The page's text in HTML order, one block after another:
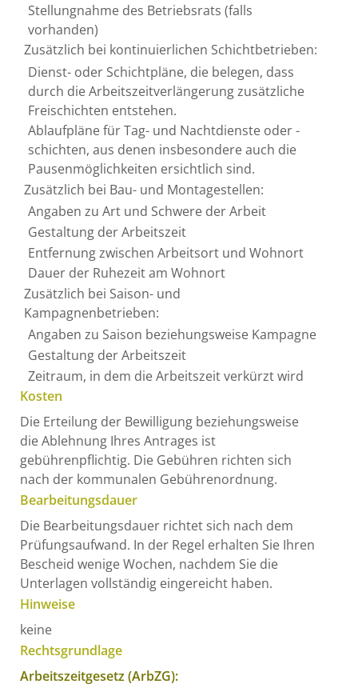
Stellungnahme des Betriebsrats (falls
vorhanden)
Zusätzlich bei kontinuierlichen Schichtbetrieben:
Dienst- oder Schichtpläne, die belegen, dass
durch die Arbeitszeitverlängerung zusätzliche
Freischichten entstehen.
Ablaufpläne für Tag- und Nachtdienste oder -
schichten, aus denen insbesondere auch die
Pausenmöglichkeiten ersichtlich sind.
Zusätzlich bei Bau- und Montagestellen:
Angaben zu Art und Schwere der Arbeit
Gestaltung der Arbeitszeit
Entfernung zwischen Arbeitsort und Wohnort
Dauer der Ruhezeit am Wohnort
Zusätzlich bei Saison- und
Kampagnenbetrieben:
Angaben zu Saison beziehungsweise Kampagne
Gestaltung der Arbeitszeit
Zeitraum, in dem die Arbeitszeit verkürzt wird
Kosten
Die Erteilung der Bewilligung beziehungsweise
die Ablehnung Ihres Antrages ist
gebührenpflichtig. Die Gebühren richten sich
nach der kommunalen Gebührenordnung.
Bearbeitungsdauer
Die Bearbeitungsdauer richtet sich nach dem
Prüfungsaufwand. In der Regel erhalten Sie Ihren
Bescheid wenige Wochen, nachdem Sie die
Unterlagen vollständig eingereicht haben.
Hinweise
keine
Rechtsgrundlage
Arbeitszeitgesetz (ArbZG):